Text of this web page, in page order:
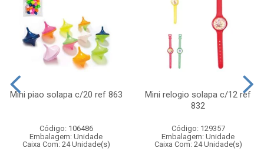
Mini piao solapa c/20 ref 863
Código: 106486
Embalagem: Unidade
Caixa Com: 24 Unidade(s)
Mini relogio solapa c/12 ref
832
Código: 129357
Embalagem: Unidade
Caixa Com: 24 Unidade(s)